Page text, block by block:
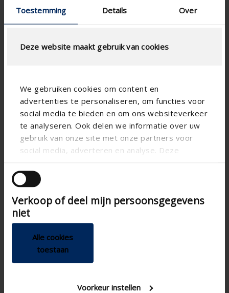
Toestemming Details Over
Deze website maakt gebruik van cookies
We gebruiken cookies om content en
advertenties te personaliseren, om functies voor
social media te bieden en om ons websiteverkeer
te analyseren. Ook delen we informatie over uw
gebruik van onze site met onze partners voor
social media, adverteren en analyse. Deze
andere informatie die u aan ze heeft verstrekt of
die ze hebben verzameld op basis van uw gebruik
van hun services.
Verkoop of deel mijn persoonsgegevens
niet
Alle cookies
toestaan
Voorkeur instellen
Specificaties op basis van uw berekening
Gaastype
LUCHTSTROOMBEREKENING